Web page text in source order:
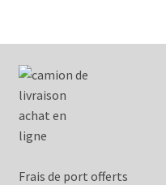
Frais de port offerts